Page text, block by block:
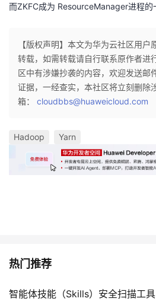
而ZKFC成为 ResourceManager进程的
【版权声明】本文为华为云社区用
转载，如需转载请自行联系原作者进
区中有涉嫌抄袭的内容，欢迎发送邮
证据，一经查实，本社区将立刻删除
箱： cloudbbs@huaweicloud.com
Hadoop Yarn
热门推荐
智能体技能（Skills）安全扫描工具